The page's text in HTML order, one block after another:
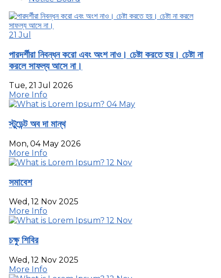
Press Release
Events
Annual Cultural Program
Annual Sports
Club
Magazine
National Day Celebration
Study Tour
CAREER
Job Circular
21Jul
পারদর্শীরা নিবন্ধন করো এবং অংশ নাও। চেষ্টা করতে হয়। চেষ্টা না
করলে সাফল্য আসে না।
Tue, 21 Jul 2026
More Info
04 May
স্টুডেন্ট অব দা মান্থ
Mon, 04 May 2026
More Info
12 Nov
সমাবেশ
Wed, 12 Nov 2025
More Info
12 Nov
চক্ষু শিবির
Wed, 12 Nov 2025
More Info